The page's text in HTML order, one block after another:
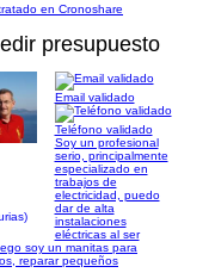
en Cronoshare
presupuesto
Email validado
Teléfono validado
Soy un profesional
serio, principalmente
especializado en
trabajos de
electricidad, puedo
dar de alta
instalaciones
eléctricas al ser
soy un manitas para
reparar pequeños